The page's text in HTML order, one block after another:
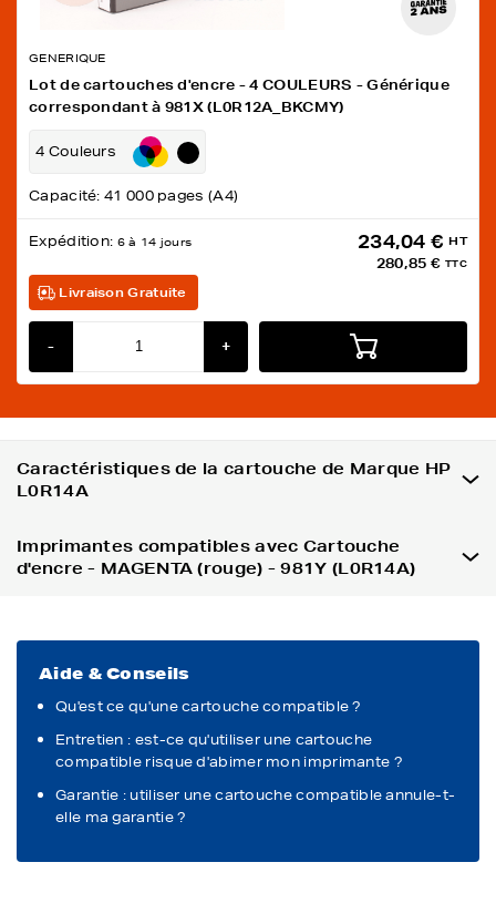
GENERIQUE
Lot de cartouches d'encre - 4 COULEURS - Générique
correspondant à 981X (L0R12A_BKCMY)
4 Couleurs
Capacité: 41 000 pages (A4)
Expédition: 6 à 14 jours 234,04 € HT
280,85 € TTC
Livraison Gratuite
- +
Caractéristiques de la cartouche de Marque HP
L0R14A
Imprimantes compatibles avec Cartouche
d'encre - MAGENTA (rouge) - 981Y (L0R14A)
Aide & Conseils
Qu'est ce qu'une cartouche compatible ?
Entretien : est-ce qu'utiliser une cartouche
compatible risque d'abimer mon imprimante ?
Garantie : utiliser une cartouche compatible annule-t-
elle ma garantie ?